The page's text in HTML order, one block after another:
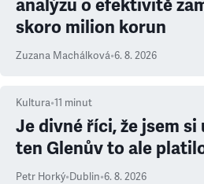
analýzu o efektivitě
skoro milion korun
Zuzana Machálková•6. 8. 2026
Kultura•11 minut
Je divné říci, že jsem si
ten Glenův to ale
Petr Horký•Dublin•6. 8. 2026